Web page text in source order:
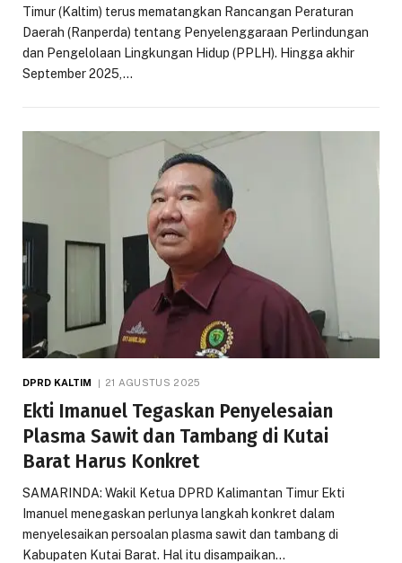
Timur (Kaltim) terus mematangkan Rancangan Peraturan
Daerah (Ranperda) tentang Penyelenggaraan Perlindungan
dan Pengelolaan Lingkungan Hidup (PPLH). Hingga akhir
September 2025,…
DPRD KALTIM 21 AGUSTUS 2025
Ekti Imanuel Tegaskan Penyelesaian
Plasma Sawit dan Tambang di Kutai
Barat Harus Konkret
SAMARINDA: Wakil Ketua DPRD Kalimantan Timur Ekti
Imanuel menegaskan perlunya langkah konkret dalam
menyelesaikan persoalan plasma sawit dan tambang di
Kabupaten Kutai Barat. Hal itu disampaikan…